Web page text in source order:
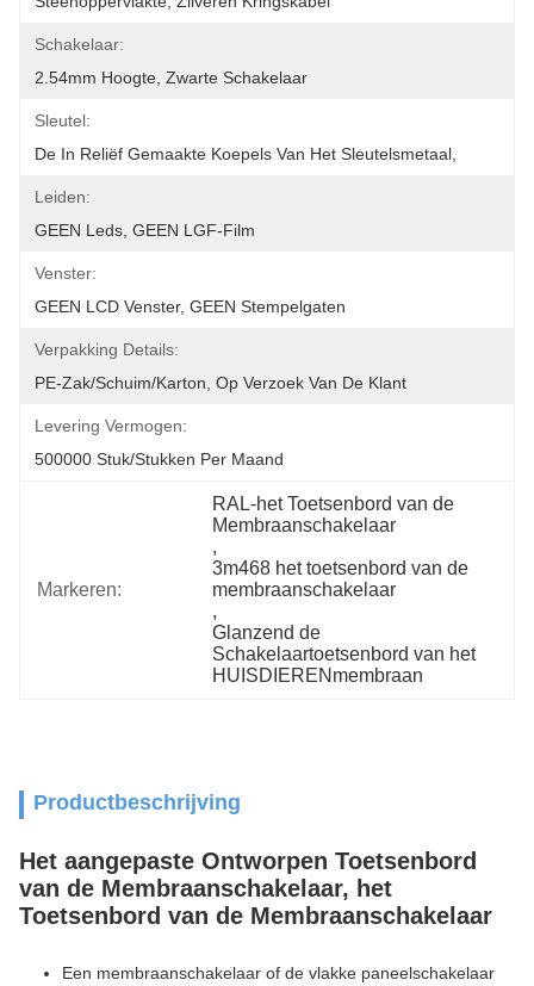
Schakelaar:
2.54mm Hoogte, Zwarte Schakelaar
Sleutel:
De In Reliëf Gemaakte Koepels Van Het Sleutelsmetaal,
Leiden:
GEEN Leds, GEEN LGF-Film
Venster:
GEEN LCD Venster, GEEN Stempelgaten
Verpakking Details:
PE-Zak/schuim/karton, Op Verzoek Van De Klant
Levering Vermogen:
500000 Stuk/Stukken Per Maand
Markeren:
RAL-het Toetsenbord van de
Membraanschakelaar
,
3m468 het toetsenbord van de
membraanschakelaar
,
Glanzend de
Schakelaartoetsenbord van het
HUISDIERENmembraan
Productbeschrijving
Het aangepaste Ontworpen Toetsenbord
van de Membraanschakelaar, het
Toetsenbord van de Membraanschakelaar
Een membraanschakelaar of de vlakke paneelschakelaar